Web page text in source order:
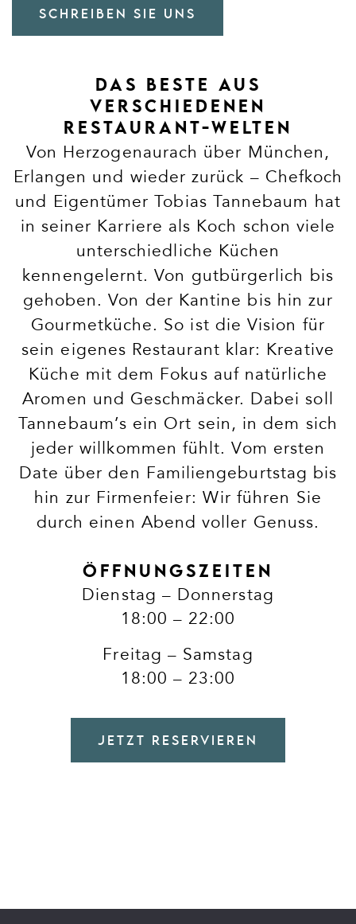
SCHREIBEN SIE UNS
DAS BESTE AUS
VERSCHIEDENEN
RESTAURANT-WELTEN
Von Herzogenaurach über München,
Erlangen und wieder zurück – Chefkoch
und Eigentümer Tobias Tannebaum hat
in seiner Karriere als Koch schon viele
unterschiedliche Küchen
kennengelernt. Von gutbürgerlich bis
gehoben. Von der Kantine bis hin zur
Gourmetküche. So ist die Vision für
sein eigenes Restaurant klar: Kreative
Küche mit dem Fokus auf natürliche
Aromen und Geschmäcker. Dabei soll
Tannebaum’s ein Ort sein, in dem sich
jeder willkommen fühlt. Vom ersten
Date über den Familiengeburtstag bis
hin zur Firmenfeier: Wir führen Sie
durch einen Abend voller Genuss.
ÖFFNUNGSZEITEN
Dienstag – Donnerstag
18:00 – 22:00
Freitag – Samstag
18:00 – 23:00
JETZT RESERVIEREN